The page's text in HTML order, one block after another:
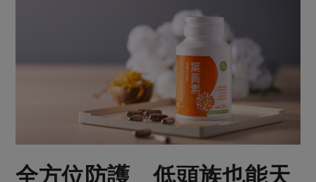
當令水果
蕈菇類
奶蛋豆・五穀
蛋 乳製品
豆製品 米麵雜糧
米食
海鮮
常備菜
把最好的台灣味帶回家！
防災用品預購圓滿結束
主婦食堂 一籃菜真心話
社內大小事 合作聯合國
關於合作社
關於我們
全方位防護 低頭族也能天